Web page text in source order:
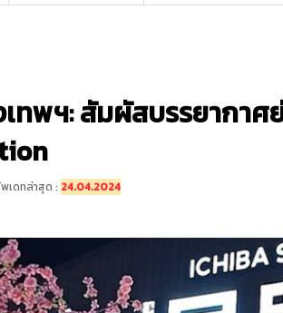
ทพฯ: สัมผัสบรรยากาศ
เดทล่าสุด : 24.04.2024